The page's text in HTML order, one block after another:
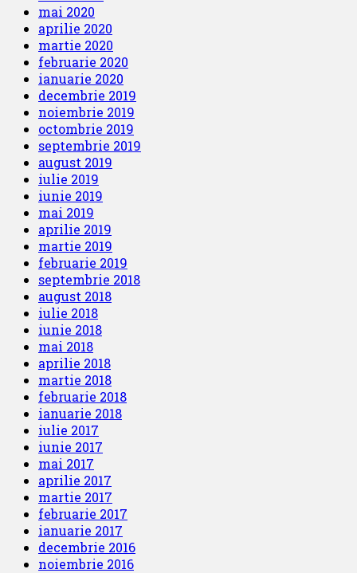
mai 2020
aprilie 2020
martie 2020
februarie 2020
ianuarie 2020
decembrie 2019
noiembrie 2019
octombrie 2019
septembrie 2019
august 2019
iulie 2019
iunie 2019
mai 2019
aprilie 2019
martie 2019
februarie 2019
septembrie 2018
august 2018
iulie 2018
iunie 2018
mai 2018
aprilie 2018
martie 2018
februarie 2018
ianuarie 2018
iulie 2017
iunie 2017
mai 2017
aprilie 2017
martie 2017
februarie 2017
ianuarie 2017
decembrie 2016
noiembrie 2016